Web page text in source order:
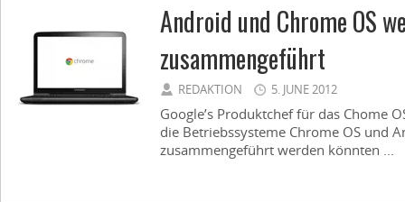
Android und Chrome OS
zusammengeführt
REDAKTION 5. JUNE 2012
Google’s Produktchef für das Chome
die Betriebssysteme Chrome OS und
zusammengeführt werden könnten ...